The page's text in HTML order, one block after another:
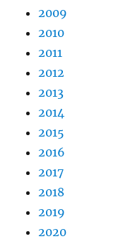
2009
2010
2011
2012
2013
2014
2015
2016
2017
2018
2019
2020